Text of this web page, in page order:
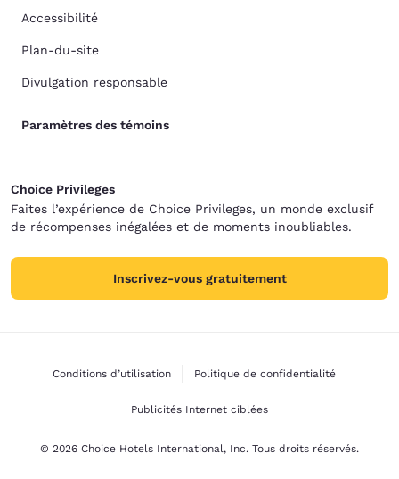
Accessibilité
Plan-du-site
Divulgation responsable
Paramètres des témoins
Choice Privileges
Faites l’expérience de Choice Privileges, un monde exclusif
de récompenses inégalées et de moments inoubliables.
Inscrivez-vous gratuitement
Conditions d’utilisation Politique de confidentialité
Publicités Internet ciblées
© 2026 Choice Hotels International, Inc. Tous droits réservés.